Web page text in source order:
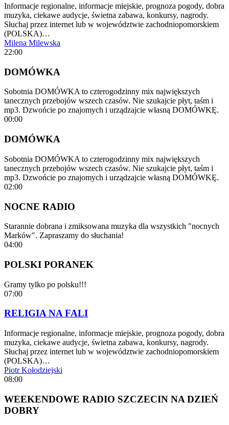
Informacje regionalne, informacje miejskie, prognoza pogody, dobra
muzyka, ciekawe audycje, świetna zabawa, konkursy, nagrody.
Słuchaj przez internet lub w województwie zachodniopomorskiem
(POLSKA)…
Milena Milewska
22:00
DOMÓWKA
Sobotnia DOMÓWKA to czterogodzinny mix największych
tanecznych przebojów wszech czasów. Nie szukajcie płyt, taśm i
mp3. Dzwońcie po znajomych i urządzajcie własną DOMÓWKĘ.
00:00
DOMÓWKA
Sobotnia DOMÓWKA to czterogodzinny mix największych
tanecznych przebojów wszech czasów. Nie szukajcie płyt, taśm i
mp3. Dzwońcie po znajomych i urządzajcie własną DOMÓWKĘ.
02:00
NOCNE RADIO
Starannie dobrana i zmiksowana muzyka dla wszystkich "nocnych
Marków". Zapraszamy do słuchania!
04:00
POLSKI PORANEK
Gramy tylko po polsku!!!
07:00
RELIGIA NA FALI
Informacje regionalne, informacje miejskie, prognoza pogody, dobra
muzyka, ciekawe audycje, świetna zabawa, konkursy, nagrody.
Słuchaj przez internet lub w województwie zachodniopomorskiem
(POLSKA)…
Piotr Kołodziejski
08:00
WEEKENDOWE RADIO SZCZECIN NA DZIEŃ
DOBRY